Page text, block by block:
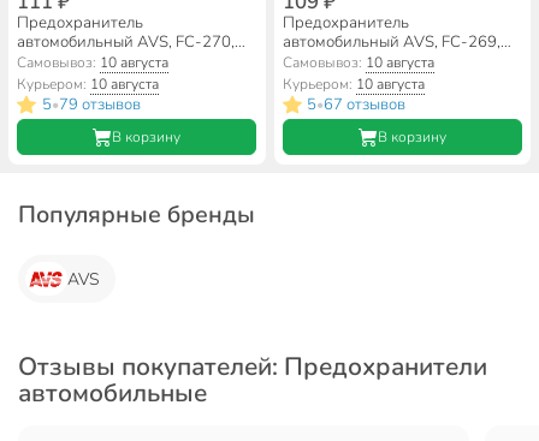
Предохранитель
автомобильный AVS, FC-270,
флажковый, стандарт, 43734
Самовывоз: 10 августа
Курьером: 10 августа
5•79 отзывов
В корзину
Предохранитель
автомобильный AVS, FC-269,
флажковый, мини, 43733
Самовывоз: 10 августа
Курьером: 10 августа
5•67 отзывов
В корзину
Популярные бренды
AVS
Отзывы покупателей: Предохранители
автомобильные